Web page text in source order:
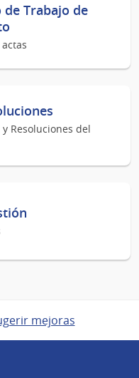
Trabajo de
Resoluciones del
mejoras